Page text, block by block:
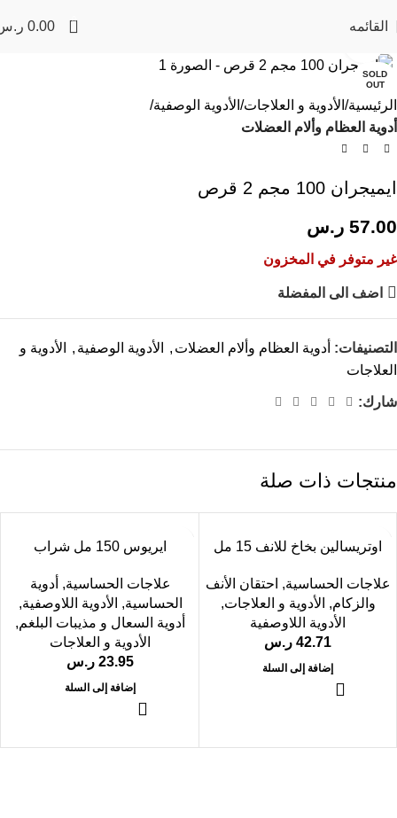
القائمه 0
0.00
SOLD
OUT
الرئيسية الأدوية و العلاجات الأدوية الوصفية
أدوية العظام وألام العضلات
ايميجران 100 مجم 2 قرص
57.00 ر.س
غير متوفر في المخزون
اضف الى المفضلة
التصنيفات: أدوية العظام وألام العضلات , الأدوية الوصفية ,
الأدوية و
العلاجات
شارك:
منتجات ذات صلة
اوتريسالين بخاخ للانف 15 مل
علاجات الحساسية, احتقان الأنف
والزكام, الأدوية و العلاجات,
الأدوية اللاوصفية
42.71 ر.س
إضافة إلى السلة
ايريوس 150 مل شراب
علاجات الحساسية, أدوية
الحساسية, الأدوية اللاوصفية,
أدوية السعال و مذيبات البلغم,
الأدوية و العلاجات
23.95 ر.س
إضافة إلى السلة